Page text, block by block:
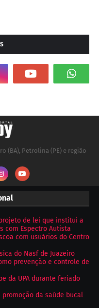
(BA), Petrolina (PE) e região
de lei que institui a
com Espectro Autista
com usuários do Centro
do Nasf de Juazeiro
prevenção e controle de
da UPA durante feriado
da saúde bucal